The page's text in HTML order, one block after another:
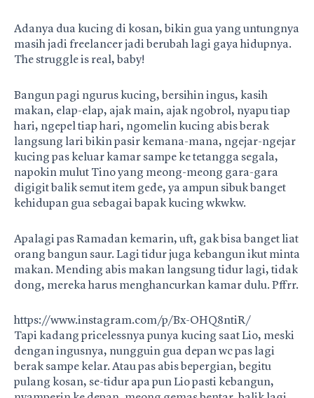
Adanya dua kucing di kosan, bikin gua yang untungnya
masih jadi freelancer jadi berubah lagi gaya hidupnya.
The struggle is real, baby!
Bangun pagi ngurus kucing, bersihin ingus, kasih
makan, elap-elap, ajak main, ajak ngobrol, nyapu tiap
hari, ngepel tiap hari, ngomelin kucing abis berak
langsung lari bikin pasir kemana-mana, ngejar-ngejar
kucing pas keluar kamar sampe ke tetangga segala,
napokin mulut Tino yang meong-meong gara-gara
digigit balik semut item gede, ya ampun sibuk banget
kehidupan gua sebagai bapak kucing wkwkw.
Apalagi pas Ramadan kemarin, uft, gak bisa banget liat
orang bangun saur. Lagi tidur juga kebangun ikut minta
makan. Mending abis makan langsung tidur lagi, tidak
dong, mereka harus menghancurkan kamar dulu. Pffrr.
https://www.instagram.com/p/Bx-OHQ8ntiR/
Tapi kadang pricelessnya punya kucing saat Lio, meski
dengan ingusnya, nungguin gua depan wc pas lagi
berak sampe kelar. Atau pas abis bepergian, begitu
pulang kosan, se-tidur apa pun Lio pasti kebangun,